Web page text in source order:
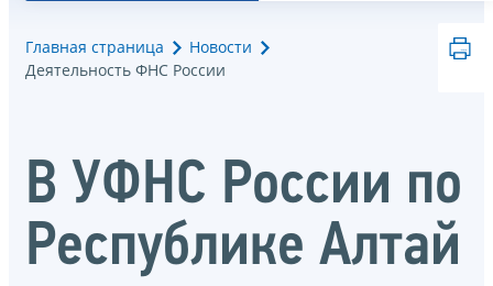
Главная страница
Новости
Деятельность ФНС России
В УФНС России по
Республике Алтай